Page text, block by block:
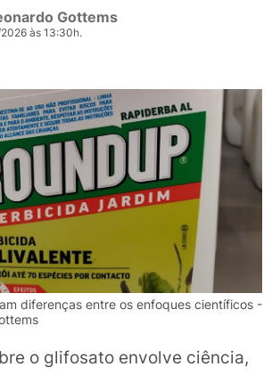
Gottems
às 13:30h.
diferenças entre os enfoques científicos -
o glifosato envolve ciência,